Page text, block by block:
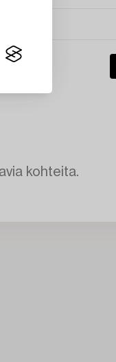
kohteita.